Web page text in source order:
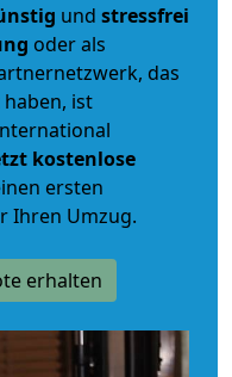
und stressfrei
oder als
das
ist
kostenlose
ersten
Ihren Umzug.
erhalten